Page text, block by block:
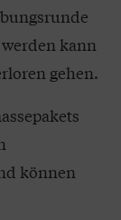
kann
gehen.
können